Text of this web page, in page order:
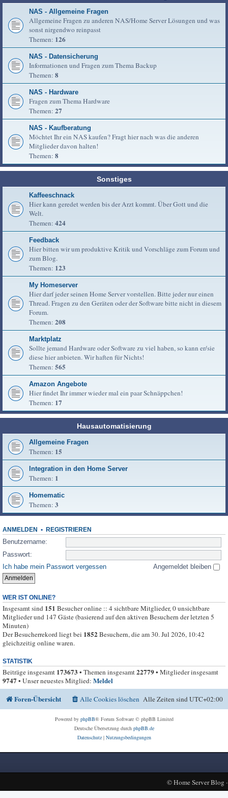
NAS - Allgemeine Fragen
Allgemeine Fragen zu anderen NAS/Home Server Lösungen und was
sonst nirgendwo reinpasst
Themen: 126
NAS - Datensicherung
Informationen und Fragen zum Thema Backup
Themen: 8
NAS - Hardware
Fragen zum Thema Hardware
Themen: 27
NAS - Kaufberatung
Möchtet Ihr ein NAS kaufen? Fragt hier nach was die anderen
Mitglieder davon halten!
Themen: 8
Sonstiges
Kaffeeschnack
Hier kann geredet werden bis der Arzt kommt. Über Gott und die
Welt.
Themen: 424
Feedback
Hier bitten wir um produktive Kritik und Vorschläge zum Forum und
zum Blog.
Themen: 123
My Homeserver
Hier darf jeder seinen Home Server vorstellen. Bitte jeder nur einen
Thread. Fragen zu den Geräten oder der Software bitte nicht in diesem
Forum.
Themen: 208
Marktplatz
Sollte jemand Hardware oder Software zu viel haben, so kann er/sie
diese hier anbieten. Wir haften für Nichts!
Themen: 565
Amazon Angebote
Hier findet Ihr immer wieder mal ein paar Schnäppchen!
Themen: 17
Hausautomatisierung
Allgemeine Fragen
Themen: 15
Integration in den Home Server
Themen: 1
Homematic
Themen: 3
ANMELDEN • REGISTRIEREN
Benutzername:
Passwort:
Ich habe mein Passwort vergessen
Angemeldet bleiben
WER IST ONLINE?
Insgesamt sind 151 Besucher online :: 4 sichtbare Mitglieder, 0 unsichtbare
Mitglieder und 147 Gäste (basierend auf den aktiven Besuchern der letzten 5
Minuten)
Der Besucherrekord liegt bei 1852Besuchern, die am 30. Jul 2026, 10:42
gleichzeitig online waren.
STATISTIK
Beiträge insgesamt 173673 • Themen insgesamt22779• Mitglieder insgesamt
9747• Unser neuestes Mitglied: Meldel
Foren-Übersicht
Alle Zeiten sindUTC+02:00
Alle Cookies löschen
Powered by phpBB® Forum Software © phpBB Limited
Deutsche Übersetzung durch phpBB.de
Datenschutz| Nutzungsbedingungen
©Home Server Blog